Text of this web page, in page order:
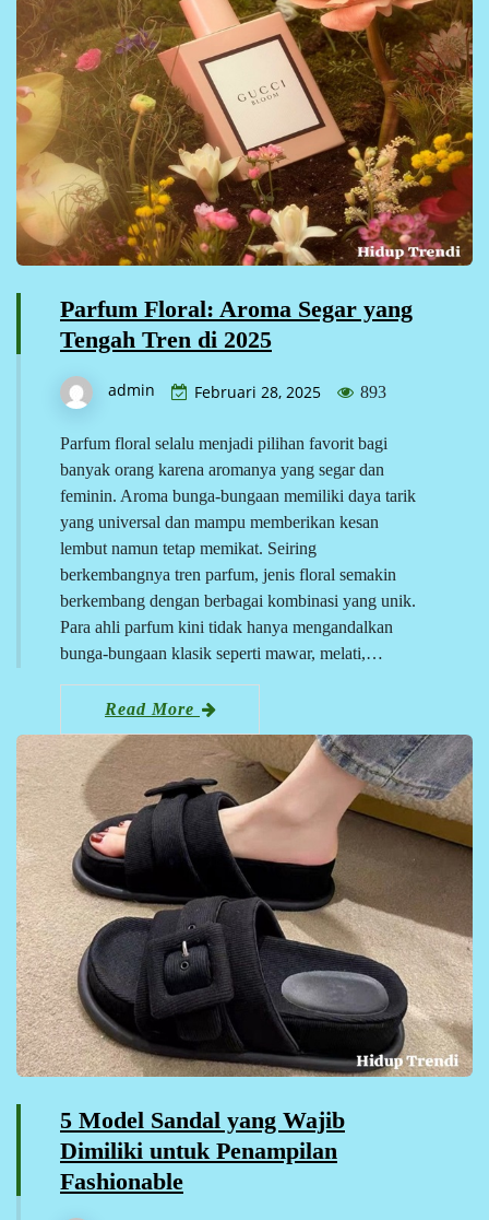
Parfum Floral: Aroma Segar yang
Tengah Tren di 2025
admin Februari 28, 2025 893
Parfum floral selalu menjadi pilihan favorit bagi
banyak orang karena aromanya yang segar dan
feminin. Aroma bunga-bungaan memiliki daya tarik
yang universal dan mampu memberikan kesan
lembut namun tetap memikat. Seiring
berkembangnya tren parfum, jenis floral semakin
berkembang dengan berbagai kombinasi yang unik.
Para ahli parfum kini tidak hanya mengandalkan
bunga-bungaan klasik seperti mawar, melati,…
Read More
5 Model Sandal yang Wajib
Dimiliki untuk Penampilan
Fashionable